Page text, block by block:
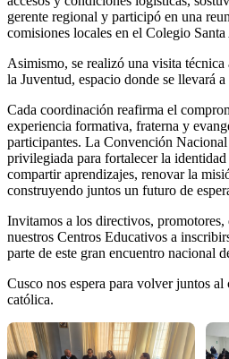
gerente regional y participó en una
comisiones locales en el Colegio Santa
Asimismo, se realizó una visita
la Juventud, espacio donde se llevará
Cada coordinación reafirma el
experiencia formativa, fraterna y
participantes. La Convención
privilegiada para fortalecer la identidad
compartir aprendizajes, renovar la
construyendo juntos un futuro de
Invitamos a los directivos, promotores,
nuestros Centros Educativos a
parte de este gran encuentro nacional
Cusco nos espera para volver juntos al
católica.